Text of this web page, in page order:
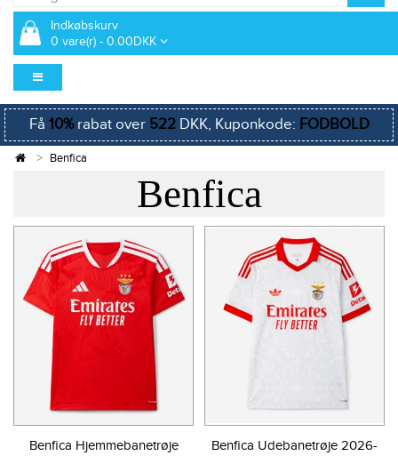
Indkøbskurv
0 vare(r) - 0.00DKK
Få 10%rabat over 522DKK, Kuponkode: FODBOLD
Benfica
Benfica
Benfica Hjemmebanetrøje
Benfica Udebanetrøje 2026-